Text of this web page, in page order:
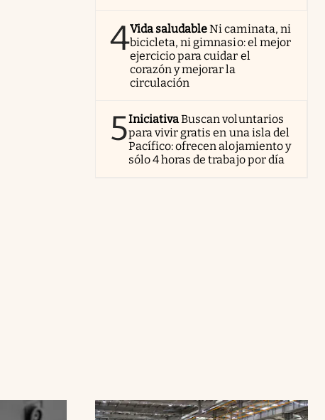
4Vida saludableNi caminata, ni
bicicleta, ni gimnasio: el mejor
ejercicio para cuidar el
corazón y mejorar la
circulación
5IniciativaBuscan voluntarios
para vivir gratis en una isla del
Pacífico: ofrecen alojamiento y
sólo 4 horas de trabajo por día